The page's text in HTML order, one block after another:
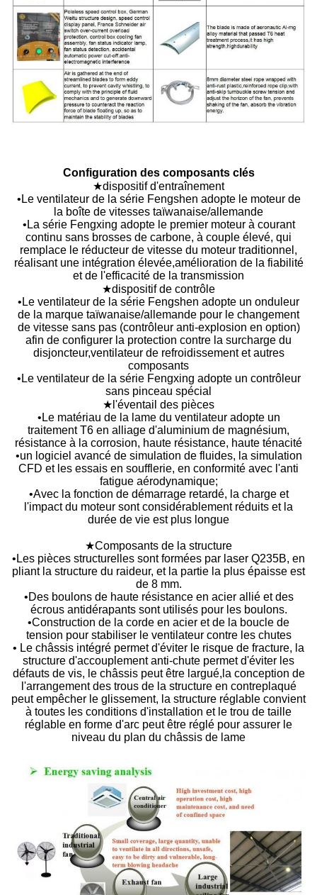
Configuration des composants clés
★dispositif d'entraînement
•Le ventilateur de la série Fengshen adopte le moteur de
la boîte de vitesses taïwanaise/allemande
•La série Fengxing adopte le premier moteur à courant
continu sans brosses de carbone, à couple élevé, qui
remplace le réducteur de vitesse du moteur traditionnel,
réalisant une intégration élevée,amélioration de la fiabilité
et de l'efficacité de la transmission
★dispositif de contrôle
•Le ventilateur de la série Fengshen adopte un onduleur
de la marque taïwanaise/allemande pour le changement
de vitesse sans pas (contrôleur anti-explosion en option)
afin de configurer la protection contre la surcharge du
disjoncteur,ventilateur de refroidissement et autres
composants
•Le ventilateur de la série Fengxing adopte un contrôleur
sans pinceau spécial
★l'éventail des pièces
•Le matériau de la lame du ventilateur adopte un
traitement T6 en alliage d'aluminium de magnésium,
résistance à la corrosion, haute résistance, haute ténacité
•un logiciel avancé de simulation de fluides, la simulation
CFD et les essais en soufflerie, en conformité avec l'anti
fatigue aérodynamique;
•Avec la fonction de démarrage retardé, la charge et
l'impact du moteur sont considérablement réduits et la
durée de vie est plus longue
★Composants de la structure
•Les pièces structurelles sont formées par laser Q235B, en
pliant la structure du raideur, et la partie la plus épaisse est
de 8 mm.
•Des boulons de haute résistance en acier allié et des
écrous antidérapants sont utilisés pour les boulons.
•Construction de la corde en acier et de la boucle de
tension pour stabiliser le ventilateur contre les chutes
• Le châssis intégré permet d'éviter le risque de fracture, la
structure d'accouplement anti-chute permet d'éviter les
défauts de vis, le châssis peut être largué,la conception de
l'arrangement des trous de la structure en contreplaqué
peut empêcher le glissement, la structure réglable convient
à toutes les conditions d'installation et le trou de taille
réglable en forme d'arc peut être réglé pour assurer le
niveau du plan du châssis de lame